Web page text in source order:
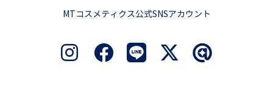
MTコスメティクス公式SNSアカウント